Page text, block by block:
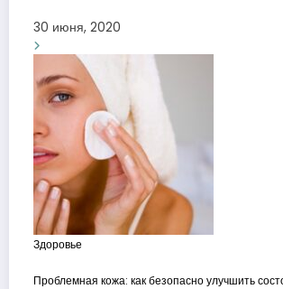
30 июня, 2020
Здоровье
Проблемная кожа: как безопасно улучшить